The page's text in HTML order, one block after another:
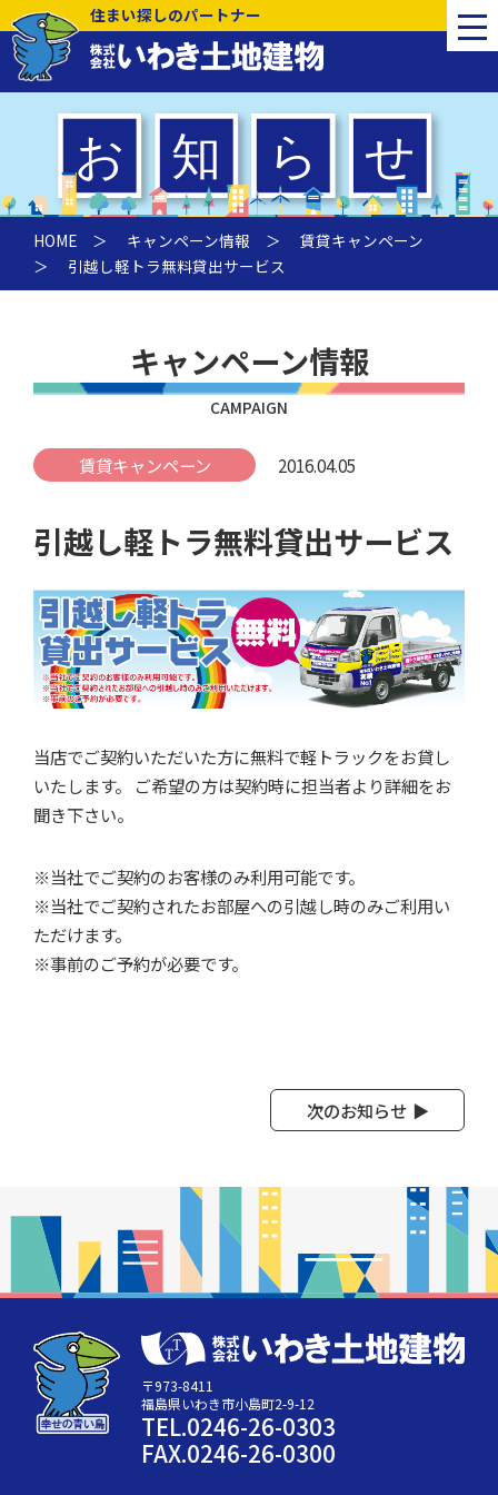
住まい探しのパートナー
HOME ＞ キャンペーン情報 ＞ 賃貸キャンペーン
＞ 引越し軽トラ無料貸出サービス
キャンペーン情報
CAMPAIGN
賃貸キャンペーン 2016.04.05
引越し軽トラ無料貸出サービス
当店でご契約いただいた方に無料で軽トラックをお貸し
いたします。 ご希望の方は契約時に担当者より詳細をお
聞き下さい。
※当社でご契約のお客様のみ利用可能です。
※当社でご契約されたお部屋への引越し時のみご利用い
ただけます。
※事前のご予約が必要です。
次のお知らせ
〒973-8411
福島県いわき市小島町2-9-12
TEL.0246-26-0303
FAX.0246-26-0300